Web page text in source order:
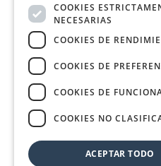
Con el apoyo de
COOKIES
NECESARIAS
COOKIES DE
COOKIES DE
COOKIES DE
COOKIES NO
ACEPTAR TODO